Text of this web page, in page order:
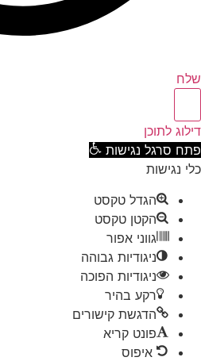
לתוכן
סרגל נגישות
נגישות
הגדל טקסט
הקטן טקסט
גווני אפור
ניגודיות גבוהה
ניגודיות הפוכה
רקע בהיר
הדגשת קישורים
פונט קריא
איפוס